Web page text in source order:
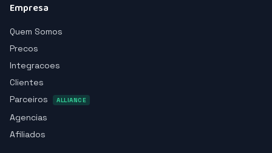
Empresa
Quem Somos
Precos
Integracoes
Clientes
Parceiros
ALLIANCE
Agencias
Afiliados